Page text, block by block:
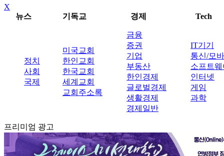
X
뉴스
기독교 경제 Tech
정치
사회
국제
미국교회
한인교회
한국교회
세계교회
교회주소록
금융
증권
기업
부동산
한인경제
글로벌경제
생활경제
경제일반
IT기기
통신/모
소프트웨
인터넷
게임
과학
프리미엄 광고